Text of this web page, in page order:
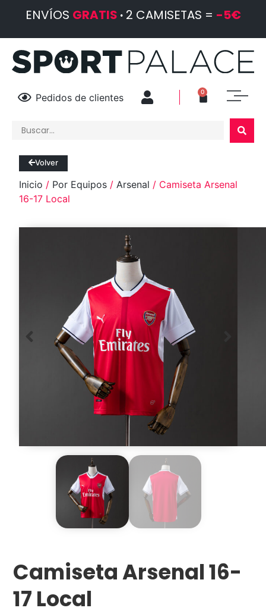
ENVÍOS GRATIS ·2 CAMISETAS = -5€
Pedidos de clientes 0
Camiseta Arsenal 16-
17 Local
Volver
Inicio / Por Equipos / Arsenal / Camiseta Arsenal
16-17 Local